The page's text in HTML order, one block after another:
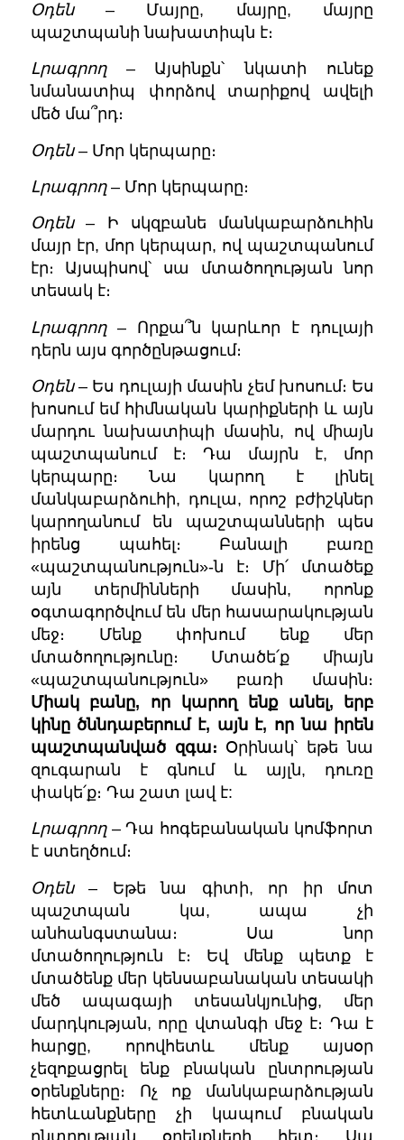
Օդեն– Մայրը, մայրը, մայրը
պաշտպանի նախատիպն է։
Լրագրող– Այսինքն՝ նկատի ունեք
նմանատիպ փորձով տարիքով ավելի
մեծ մա՞րդ։
Օդեն– Մոր կերպարը։
Լրագրող– Մոր կերպարը։
Օդեն– Ի սկզբանե մանկաբարձուհին
մայր էր, մոր կերպար, ով պաշտպանում
էր։ Այսպիսով՝ սա մտածողության նոր
տեսակ է։
Լրագրող– Որքա՞ն կարևոր է դուլայի
դերն այս գործընթացում։
Օդեն– Ես դուլայի մասին չեմ խոսում։ Ես
խոսում եմ հիմնական կարիքների և այն
մարդու նախատիպի մասին, ով միայն
պաշտպանում է։ Դա մայրն է, մոր
կերպարը։ Նա կարող է լինել
մանկաբարձուհի, դուլա, որոշ բժիշկներ
կարողանում են պաշտպանների պես
իրենց պահել։ Բանալի բառը
«պաշտպանություն»-ն է։ Մի՛ մտածեք
այն տերմինների մասին, որոնք
օգտագործվում են մեր հասարակության
մեջ։ Մենք փոխում ենք մեր
մտածողությունը։ Մտածե՛ք միայն
«պաշտպանություն»բառի մասին։
Միակ բանը, որ կարող ենք անել, երբ
կինը ծննդաբերում է, այն է, որ նա իրեն
պաշտպանված զգա։ Օրինակ՝ եթե նա
զուգարան է գնում և այլն, դուռը
փակե՛ք։ Դա շատ լավ է:
Լրագրող– Դա հոգեբանական կոմֆորտ
է ստեղծում։
Օդեն– Եթե նա գիտի, որ իր մոտ
պաշտպան կա, ապա չի
անհանգստանա։ Սա նոր
մտածողություն է։ Եվ մենք պետք է
մտածենք մեր կենսաբանական տեսակի
մեծ ապագայի տեսանկյունից, մեր
մարդկության, որը վտանգի մեջ է։ Դա է
հարցը, որովհետև մենք այսօր
չեզոքացրել ենք բնական ընտրության
օրենքները։ Ոչ ոք մանկաբարձության
հետևանքները չի կապում բնական
ընտրության օրենքների հետ։ Սա